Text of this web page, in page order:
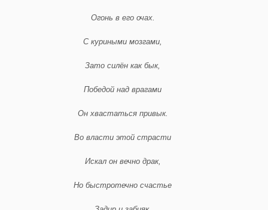
Огонь в его очах.
С куриными мозгами,
Зато силён как бык,
Победой над врагами
Он хвастаться привык.
Во власти этой страсти
Искал он вечно драк,
Но быстротечно счастье